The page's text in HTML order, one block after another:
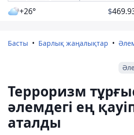
+26° $
Басты Барлық жаңалықтар
Терроризм
әлемдегі ең
аталды